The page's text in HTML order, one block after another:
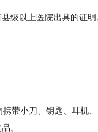
级以上医院出具的证明
带小刀、钥匙、耳机
。